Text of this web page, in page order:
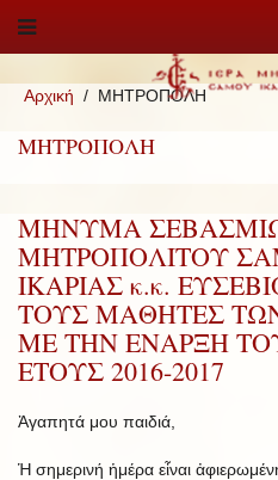
Αρχική ΜΗΤΡΟΠΟΛΗ
ΜΗΤΡΟΠΟΛΗ
ΜΗΝΥΜΑ
ΜΗΤΡΟΠΟΛΙΤΟΥ
ΙΚΑΡΙΑΣ κ.κ.
ΤΟΥΣ ΜΑΘΗΤΕΣ
ΜΕ ΤΗΝ ΕΝΑΡΞΗ
ΕΤΟΥΣ 2016-2017
Ἀγαπητά μου παιδιά,
Ἡ σημερινή ἡμέρα εἶναι